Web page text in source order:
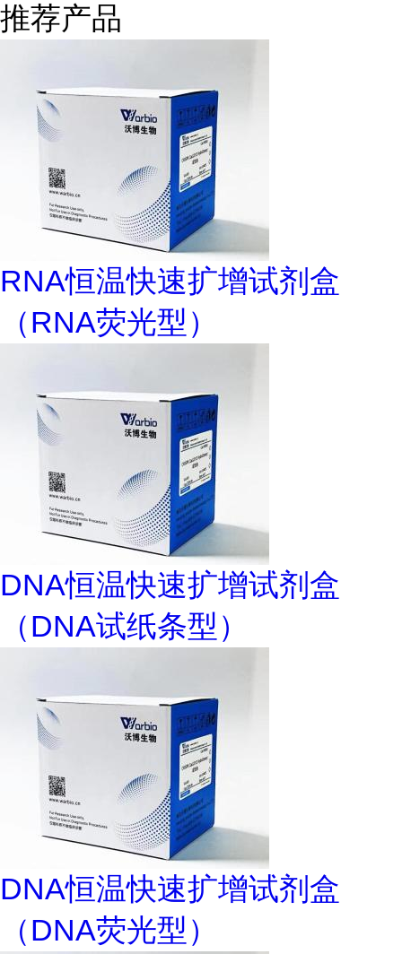
推荐产品
RNA恒温快速扩增试剂盒
（RNA荧光型）
DNA恒温快速扩增试剂盒
（DNA试纸条型）
DNA恒温快速扩增试剂盒
（DNA荧光型）